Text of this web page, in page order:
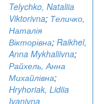
Telychko, Nataliia
Viktorivna; Теличко,
Наталія
Вікторівна; Raikhel,
Anna Mykhaliivna;
Райхель, Анна
Михайлівна;
Hryhoriak, Lidiia
Ivanivna